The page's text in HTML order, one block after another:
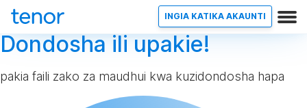
INGIA KATIKA AKAUNTI
Dondosha ili upakie!
pakia faili zako za maudhui kwa kuzidondosha hapa